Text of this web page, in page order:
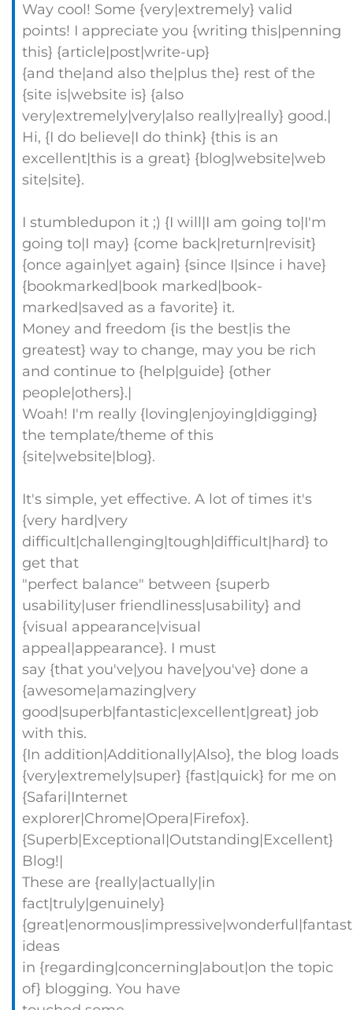
Way cool! Some {very|extremely} valid
points! I appreciate you {writing this|penning
this} {article|post|write-up}
{and the|and also the|plus the} rest of the
{site is|website is} {also
very|extremely|very|also really|really} good.|
Hi, {I do believe|I do think} {this is an
excellent|this is a great} {blog|website|web
site|site}.
I stumbledupon it ;) {I will|I am going to|I'm
going to|I may} {come back|return|revisit}
{once again|yet again} {since I|since i have}
{bookmarked|book marked|book-
marked|saved as a favorite} it.
Money and freedom {is the best|is the
greatest} way to change, may you be rich
and continue to {help|guide} {other
people|others}.|
Woah! I'm really {loving|enjoying|digging}
the template/theme of this
{site|website|blog}.
It's simple, yet effective. A lot of times it's
{very hard|very
difficult|challenging|tough|difficult|hard} to
get that
"perfect balance" between {superb
usability|user friendliness|usability} and
{visual appearance|visual
appeal|appearance}. I must
say {that you've|you have|you've} done a
{awesome|amazing|very
good|superb|fantastic|excellent|great} job
with this.
{In addition|Additionally|Also}, the blog loads
{very|extremely|super} {fast|quick} for me on
{Safari|Internet
explorer|Chrome|Opera|Firefox}.
{Superb|Exceptional|Outstanding|Excellent}
Blog!|
These are {really|actually|in
fact|truly|genuinely}
ideas
in {regarding|concerning|about|on the topic
of} blogging. You have